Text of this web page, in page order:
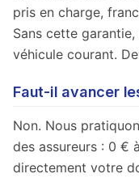
pris en charge,
Sans cette
véhicule courant.
Faut-il avancer
Non. Nous
des assureurs : 0 €
directement votre